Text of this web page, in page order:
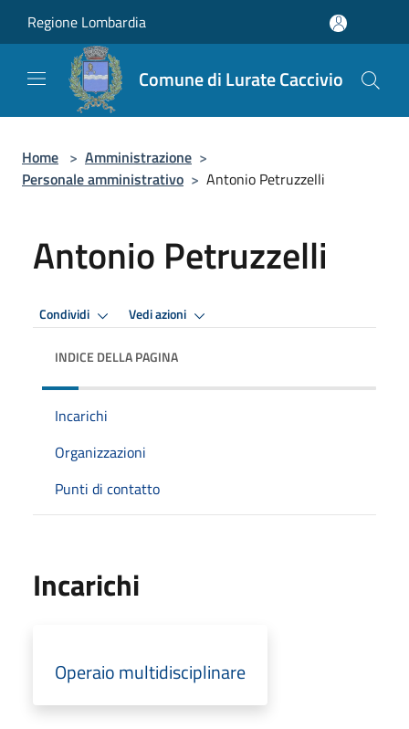
Regione Lombardia
Comune di Lurate Caccivio
Home > Amministrazione >
Personale amministrativo > Antonio Petruzzelli
Antonio Petruzzelli
Condividi Vedi azioni
INDICE DELLA PAGINA
Incarichi
Organizzazioni
Punti di contatto
Incarichi
Operaio multidisciplinare